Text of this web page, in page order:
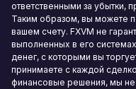
ответственными за убытки,
Таким образом, вы можете
вашем счету. FXVM не
выполненных в его
денег, с которыми вы
принимаете с каждой
финансовые решения, мы не